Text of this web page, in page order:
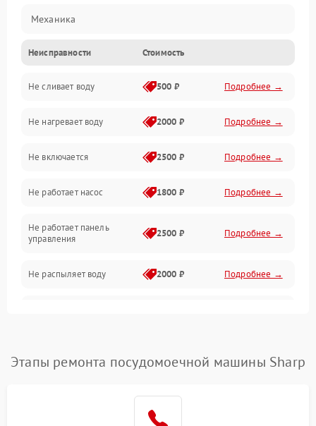
Механика
Управление
Электропитание
Датчики
Нагрев
Вода
Гигиена
Программное обеспечение
Неисправности Стоимость
Не сливает воду 500 ₽ Подробнее →
Не нагревает воду 2000 ₽ Подробнее →
Не включается 2500 ₽ Подробнее →
Не работает насос 1800 ₽ Подробнее →
Не работает панель
управления
2500 ₽ Подробнее →
Не распыляет воду 2000 ₽ Подробнее →
воды
1800 ₽ Подробнее →
Этапы ремонта посудомоечной машины Sharp